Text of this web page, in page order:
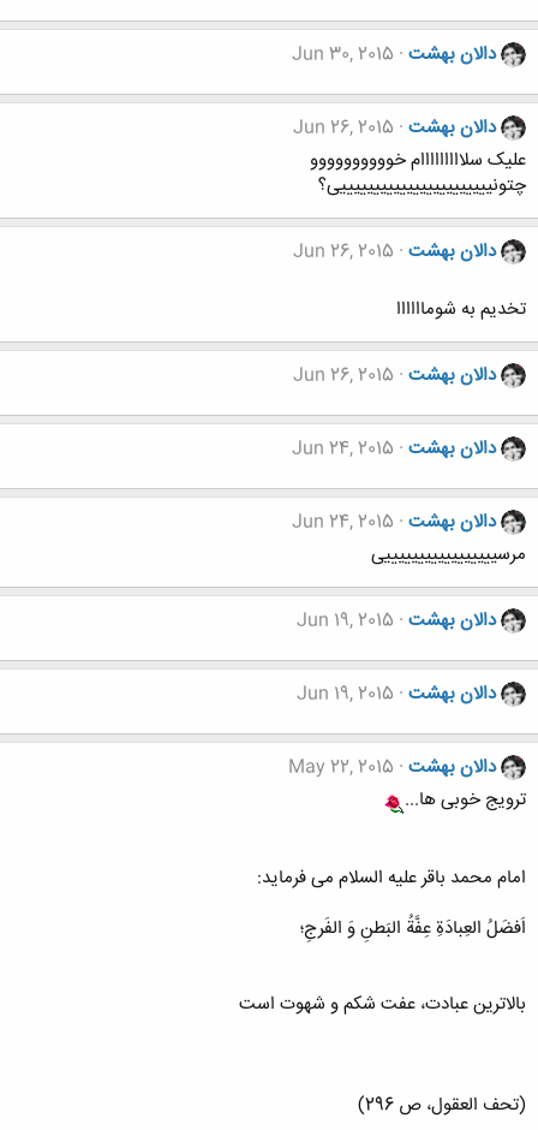
دالان بهشت Jun 30, 2015
دالان بهشت Jun 26, 2015
علیک سلااااااااام خوووووووووو
چتونیییییییییییییییییییییییی؟
دالان بهشت Jun 26, 2015
تخدیم به شوماااااا
دالان بهشت Jun 26, 2015
دالان بهشت Jun 24, 2015
دالان بهشت Jun 24, 2015
مرسیییییییییییییییییی
دالان بهشت Jun 19, 2015
دالان بهشت Jun 19, 2015
دالان بهشت May 22, 2015
ترویج خوبی ها...
امام محمد باقر علیه السلام می فرماید:
اَفضَلُ العِبادَةِ عِفَّةُ البَطنِ وَ الفَرجِ؛
بالاترین عبادت، عفت شکم و شهوت است
(تحف العقول، ص 296)